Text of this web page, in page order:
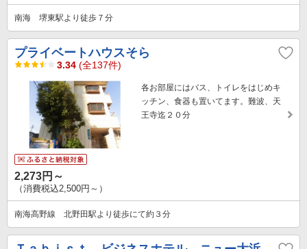
南海 堺東駅より徒歩７分
プライベートハウスそら
3.34 (全137件)
各お部屋にはバス、トイレをはじめキ
ッチン、食器も置いてます。難波、天
王寺迄２０分
2,273円～
（消費税込2,500円～）
南海高野線 北野田駅より徒歩にて約３分